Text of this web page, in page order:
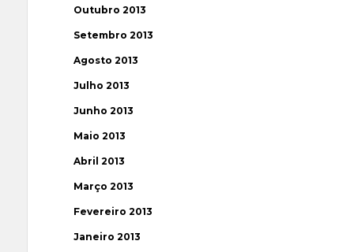
Outubro 2013
Setembro 2013
Agosto 2013
Julho 2013
Junho 2013
Maio 2013
Abril 2013
Março 2013
Fevereiro 2013
Janeiro 2013